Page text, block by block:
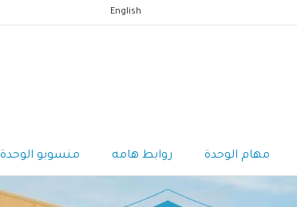
English
مهام الوحدة روابط هامه منسوبو الوحدة